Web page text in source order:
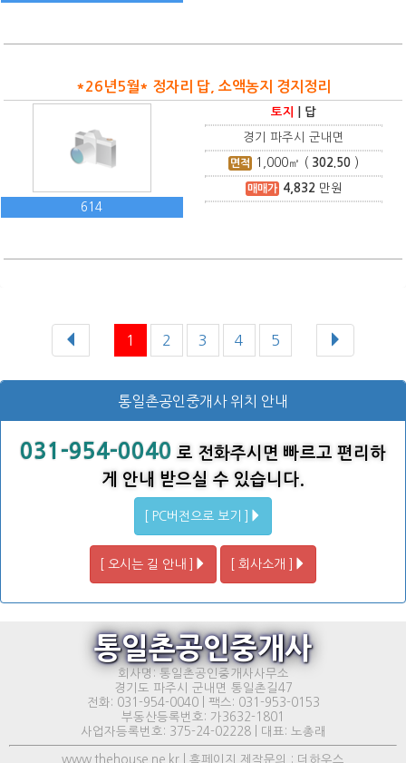
*26년5월* 정자리 답, 소액농지 경지정리
614
토지 답
경기 파주시 군내면
면적 1,000㎡ ( 302.50 )
매매가 4,832 만원
1 2 3 4 5
통일촌공인중개사 위치 안내
031-954-0040 로 전화주시면 빠르고 편리하
게 안내 받으실 수 있습니다.
[ PC버전으로 보기 ]
[ 오시는 길 안내 ] [ 회사소개 ]
통일촌공인중개사
회사명: 통일촌공인중개사사무소
경기도 파주시 군내면 통일촌길47
전화: 031-954-0040 | 팩스: 031-953-0153
부동산등록번호: 가3632-1801
사업자등록번호: 375-24-02228 | 대표: 노총래
www.thehouse.ne.kr | 홈페이지 제작문의 : 더하우스